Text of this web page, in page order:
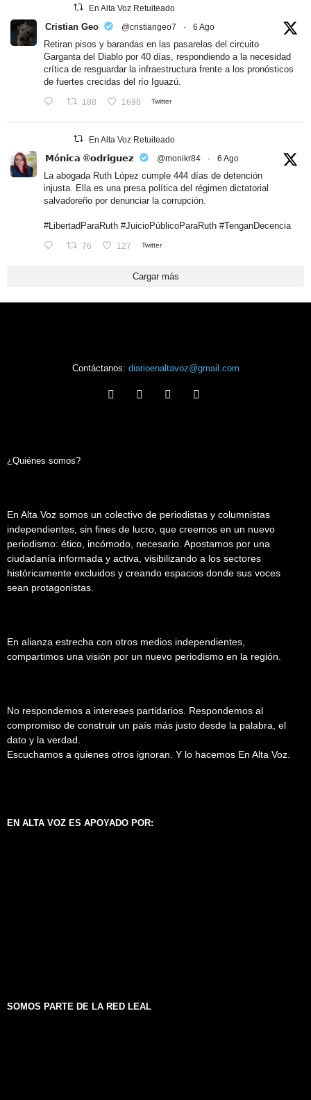
En Alta Voz Retuiteado
Cristian Geo @cristiangeo7 · 6 Ago
Retiran pisos y barandas en las pasarelas del circuito
Garganta del Diablo por 40 días, respondiendo a la necesidad
crítica de resguardar la infraestructura frente a los pronósticos
de fuertes crecidas del río Iguazú.
188 1698 Twitter
En Alta Voz Retuiteado
𝗠ó𝗻𝗶𝗰𝗮 ®𝗼𝗱𝗿𝗶𝗴𝘂𝗲𝘇 @monikr84 · 6 Ago
La abogada Ruth López cumple 444 días de detención
injusta. Ella es una presa política del régimen dictatorial
salvadoreño por denunciar la corrupción.
#LibertadParaRuth #JuicioPúblicoParaRuth #TenganDecencia
76 127 Twitter
Cargar más
Contáctanos: diarioenaltavoz@gmail.com
¿Quiénes somos?
En Alta Voz somos un colectivo de periodistas y columnistas
independientes, sin fines de lucro, que creemos en un nuevo
periodismo: ético, incómodo, necesario. Apostamos por una
ciudadanía informada y activa, visibilizando a los sectores
históricamente excluidos y creando espacios donde sus voces
sean protagonistas.
En alianza estrecha con otros medios independientes,
compartimos una visión por un nuevo periodismo en la región.
No respondemos a intereses partidarios. Respondemos al
compromiso de construir un país más justo desde la palabra, el
dato y la verdad.
Escuchamos a quienes otros ignoran. Y lo hacemos En Alta Voz.
EN ALTA VOZ ES APOYADO POR:
SOMOS PARTE DE LA RED LEAL